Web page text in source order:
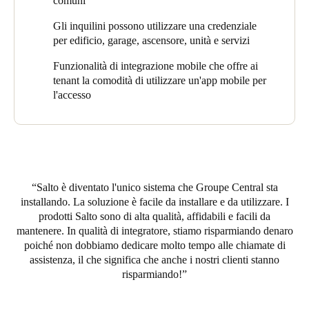
progressi come l'accesso mobile opzionale è diventata chiara.
Aubry ha detto che Groupe Central ha avuto problemi di
servizio minimi durante la loro implementazione quasi decennale
dei prodotti Salto. Aubry ha osservato che l’impegno di Salto
nello sviluppo di hardware retrocompatibile garantisce che
clienti come MONDEV possano continuare ad espandere i loro
sistemi senza costose revisioni.
controllo degli accessi completamente integrata, sicura e
Gli inquilini possono utilizzare una credenziale
per edificio, garage, ascensore, unità e servizi
Funzionalità di integrazione mobile che offre ai
tenant la comodità di utilizzare un'app mobile per
l'accesso
Salto è diventato l'unico sistema che Groupe Central sta
installando. La soluzione è facile da installare e da utilizzare. I
prodotti Salto sono di alta qualità, affidabili e facili da
mantenere. In qualità di integratore, stiamo risparmiando denaro
poiché non dobbiamo dedicare molto tempo alle chiamate di
assistenza, il che significa che anche i nostri clienti stanno
risparmiando!